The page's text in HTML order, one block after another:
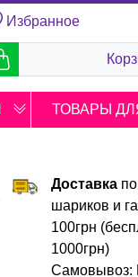
Избранное
ТОВАРЫ
Доставкапо
шариков и
100грн
1000грн)
Самовывоз: